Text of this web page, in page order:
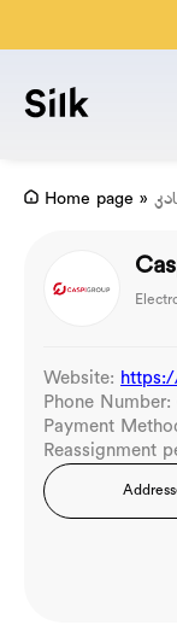
Home page »
Website:
Phone Number:
Payment
Reassignment